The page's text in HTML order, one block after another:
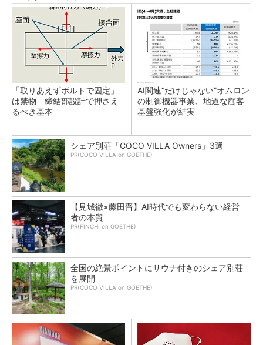
「取りあえずボルトで固定」
は禁物 締結部設計で押さえ
るべき基本
AI関連“だけじゃない”オムロン
の制御機器事業、地道な顧客
基盤強化が結実
シェア別荘「COCO VILLA Owners」3選
PR(COCO VILLA on GOETHE)
【見城徹×藤田晋】AI時代でも変わらない経営
者の本質
PR(FINCHI on GOETHE)
全国の絶景ポイントにサウナ付きのシェア別荘
を展開
PR(COCO VILLA on GOETHE)